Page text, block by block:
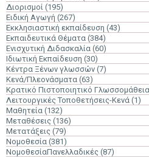
Διορισμοί (195)
Ειδική Αγωγή (267)
Εκκλησιαστική εκπαίδευση (43)
Εκπαιδευτικά Θέματα (384)
Ενισχυτική Διδασκαλία (60)
Ιδιωτική Εκπαίδευση (30)
Κέντρα Ξένων γλωσσών (7)
Κενά/Πλεονάσματα (63)
Κρατικό Πιστοποιητικό
Λειτουργικές Τοποθετήσεις-Κενά (1)
Μαθητεία (132)
Μεταθέσεις (136)
Μετατάξεις (79)
Νομοθεσία (381)
ΝομοθεσίαΠανελλαδικές (87)